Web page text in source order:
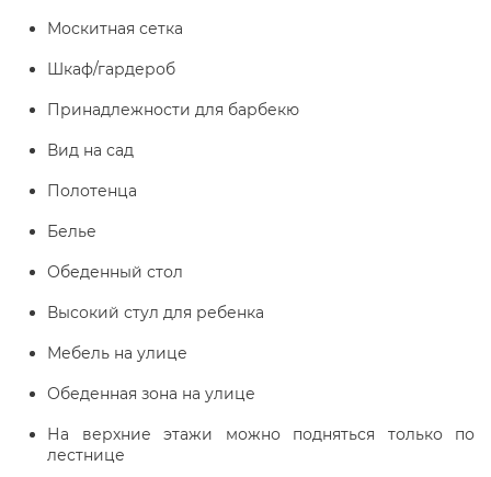
Москитная сетка
Шкаф/гардероб
Принадлежности для барбекю
Вид на сад
Полотенца
Белье
Обеденный стол
Высокий стул для ребенка
Мебель на улице
Обеденная зона на улице
На верхние этажи можно подняться только по
лестнице